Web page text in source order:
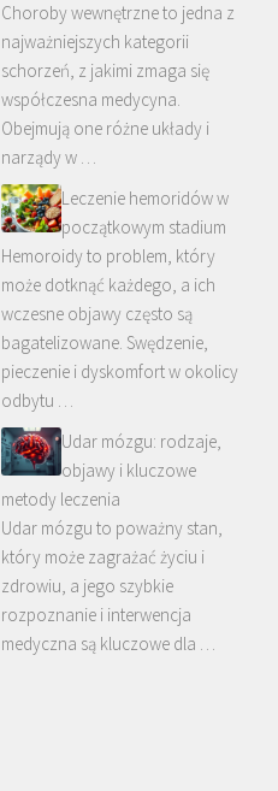
Choroby wewnętrzne to jedna z
najważniejszych kategorii
schorzeń, z jakimi zmaga się
współczesna medycyna.
Obejmują one różne układy i
narządy w …
Leczenie hemoridów w
początkowym stadium
Hemoroidy to problem, który
może dotknąć każdego, a ich
wczesne objawy często są
bagatelizowane. Swędzenie,
pieczenie i dyskomfort w okolicy
odbytu …
Udar mózgu: rodzaje,
objawy i kluczowe
metody leczenia
Udar mózgu to poważny stan,
który może zagrażać życiu i
zdrowiu, a jego szybkie
rozpoznanie i interwencja
medyczna są kluczowe dla …